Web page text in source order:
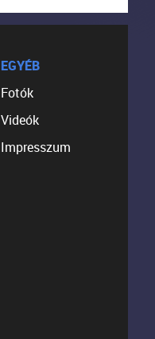
EGYÉB
Fotók
Videók
Impresszum